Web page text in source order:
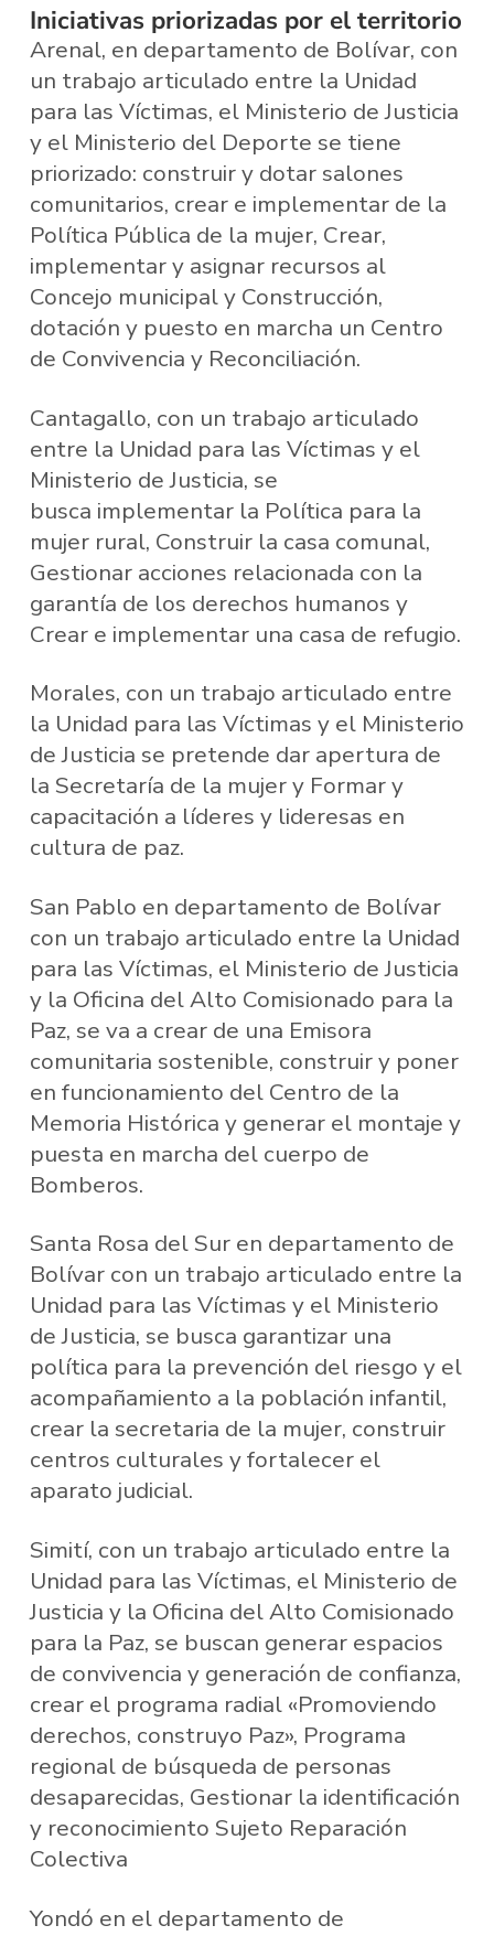
Iniciativas priorizadas por el territorio
Arenal, en departamento de Bolívar, con
un trabajo articulado entre la Unidad
para las Víctimas, el Ministerio de Justicia
y el Ministerio del Deporte se tiene
priorizado: construir y dotar salones
comunitarios, crear e implementar de la
Política Pública de la mujer, Crear,
implementar y asignar recursos al
Concejo municipal y Construcción,
dotación y puesto en marcha un Centro
de Convivencia y Reconciliación.
Cantagallo, con un trabajo articulado
entre la Unidad para las Víctimas y el
Ministerio de Justicia, se
busca implementar la Política para la
mujer rural, Construir la casa comunal,
Gestionar acciones relacionada con la
garantía de los derechos humanos y
Crear e implementar una casa de refugio.
Morales, con un trabajo articulado entre
la Unidad para las Víctimas y el Ministerio
de Justicia se pretende dar apertura de
la Secretaría de la mujer y Formar y
capacitación a líderes y lideresas en
cultura de paz.
San Pablo en departamento de Bolívar
con un trabajo articulado entre la Unidad
para las Víctimas, el Ministerio de Justicia
y la Oficina del Alto Comisionado para la
Paz, se va a crear de una Emisora
comunitaria sostenible, construir y poner
en funcionamiento del Centro de la
Memoria Histórica y generar el montaje y
puesta en marcha del cuerpo de
Bomberos.
Santa Rosa del Sur en departamento de
Bolívar con un trabajo articulado entre la
Unidad para las Víctimas y el Ministerio
de Justicia, se busca garantizar una
política para la prevención del riesgo y el
acompañamiento a la población infantil,
crear la secretaria de la mujer, construir
centros culturales y fortalecer el
aparato judicial.
Simití, con un trabajo articulado entre la
Unidad para las Víctimas, el Ministerio de
Justicia y la Oficina del Alto Comisionado
para la Paz, se buscan generar espacios
de convivencia y generación de confianza,
crear el programa radial «Promoviendo
derechos, construyo Paz», Programa
regional de búsqueda de personas
desaparecidas, Gestionar la identificación
y reconocimiento Sujeto Reparación
Colectiva
Yondó en el departamento de